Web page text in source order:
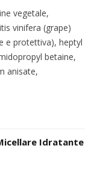
vegetale,
vinifera (grape)
e protettiva), heptyl
betaine,
anisate,
Micellare Idratante